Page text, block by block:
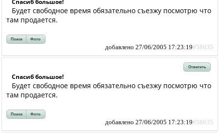
Спасиб большое!
Будет свободное время обязательно съезжу посмотрю что
там продается.
Поиск Фото
добавлено 27/06/2005 17:23:19#58635
Ответить
Спасиб большое!
Будет свободное время обязательно съезжу посмотрю что
там продается.
Поиск Фото
добавлено 27/06/2005 17:23:19#58635